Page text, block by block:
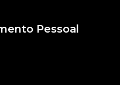
Pessoal